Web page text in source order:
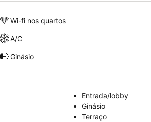
Wi-fi nos quartos
A/C
Ginásio
Entrada/lobby
Ginásio
Terraço